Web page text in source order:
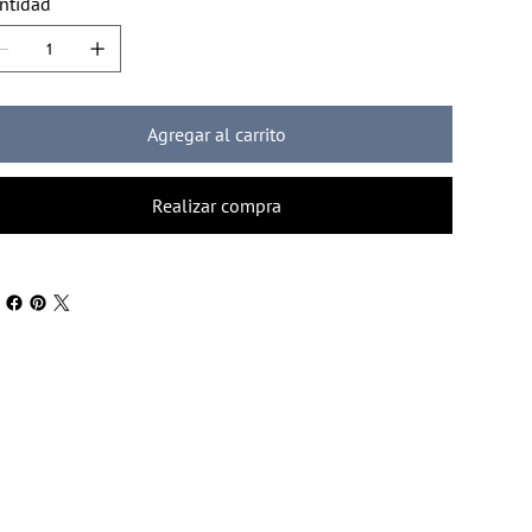
Agregar al carrito
Realizar compra